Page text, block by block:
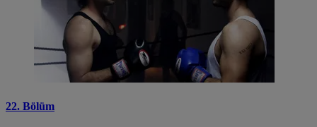
22. Bölüm